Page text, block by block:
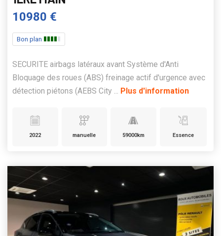
10980 €
Bon plan
SECURITE airbags latéraux avant Système d'Anti
Bloquage des roues (ABS) freinage actif d'urgence avec
détection piétons (AEBS City ... Plus d'information
2022 manuelle 59000km Essence